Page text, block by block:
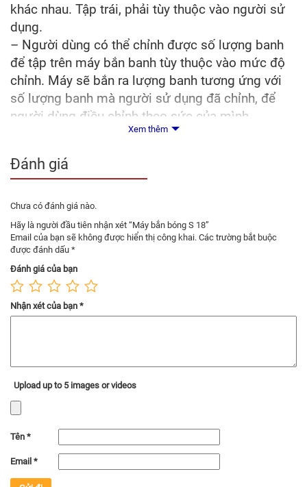
khác nhau. Tập trái, phải tùy thuộc vào người sử
dụng.
– Người dùng có thể chỉnh được số lượng banh
để tập trên máy bắn banh tùy thuộc vào mức độ
chỉnh. Máy sẽ bắn ra lượng banh tương ứng với
số lượng banh mà người sử dụng đã chỉnh, để
người dùng điều chỉnh theo sức của mình.
Xem thêm
Đánh giá
Chưa có đánh giá nào.
Hãy là người đầu tiên nhận xét “Máy bắn bóng S 18”
Email của bạn sẽ không được hiển thị công khai. Các trường bắt buộc
được đánh dấu *
Đánh giá của bạn
Nhận xét của bạn *
Upload up to 5 images or videos
Tên *
Email *